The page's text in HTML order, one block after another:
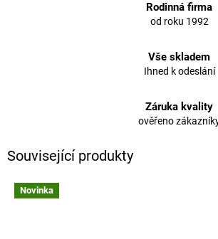
Rodinná firma
od roku 1992
Vše skladem
Ihned k odeslání
Záruka kvality
ověřeno
Související produkty
Novinka